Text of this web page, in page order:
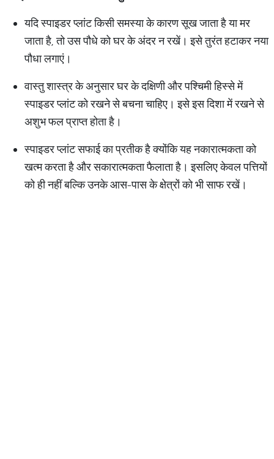
यदि स्पाइडर प्लांट किसी समस्या के कारण सूख जाता है या मर
जाता है, तो उस पौधे को घर के अंदर न रखें। इसे तुरंत हटाकर नया
पौधा लगाएं।
वास्तु शास्त्र के अनुसार घर के दक्षिणी और पश्चिमी हिस्से में
स्पाइडर प्लांट को रखने से बचना चाहिए। इसे इस दिशा में रखने से
अशुभ फल प्राप्त होता है।
स्पाइडर प्लांट सफाई का प्रतीक है क्योंकि यह नकारात्मकता को
खत्म करता है और सकारात्मकता फैलाता है। इसलिए केवल पत्तियों
को ही नहीं बल्कि उनके आस-पास के क्षेत्रों को भी साफ रखें।